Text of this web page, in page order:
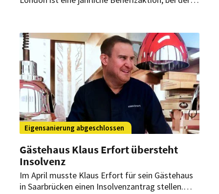
Director Henrik Muehle übertraf dabei sein
Fundraising-Ziel.
Eigensanierung abgeschlossen
Gästehaus Klaus Erfort übersteht
Insolvenz
Im April musste Klaus Erfort für sein Gästehaus
in Saarbrücken einen Insolvenzantrag stellen.